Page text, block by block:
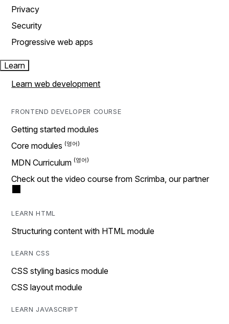
Privacy
Security
Progressive web apps
Learn
Learn web development
FRONTEND DEVELOPER COURSE
Getting started modules
Core modules
MDN Curriculum
Check out the video course from Scrimba, our partner
LEARN HTML
Structuring content with HTML module
LEARN CSS
CSS styling basics module
CSS layout module
LEARN JAVASCRIPT